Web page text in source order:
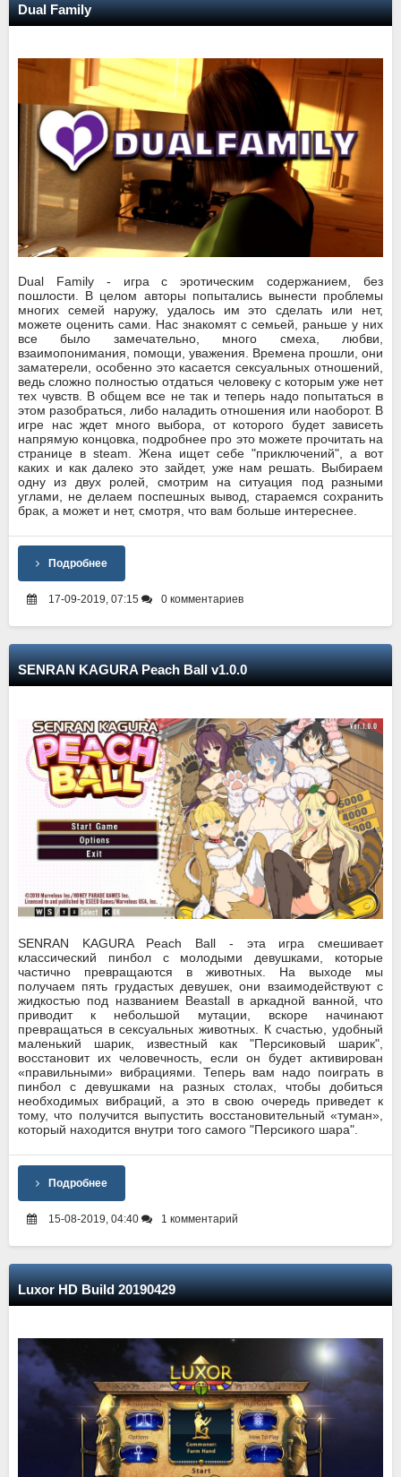
Dual Family
Dual Family - игра с эротическим содержанием, без
пошлости. В целом авторы попытались вынести проблемы
многих семей наружу, удалось им это сделать или нет,
можете оценить сами. Нас знакомят с семьей, раньше у них
все было замечательно, много смеха, любви,
взаимопонимания, помощи, уважения. Времена прошли, они
заматерели, особенно это касается сексуальных отношений,
ведь сложно полностью отдаться человеку с которым уже нет
тех чувств. В общем все не так и теперь надо попытаться в
этом разобраться, либо наладить отношения или наоборот. В
игре нас ждет много выбора, от которого будет зависеть
напрямую концовка, подробнее про это можете прочитать на
странице в steam. Жена ищет себе "приключений", а вот
каких и как далеко это зайдет, уже нам решать. Выбираем
одну из двух ролей, смотрим на ситуация под разными
углами, не делаем поспешных вывод, стараемся сохранить
брак, а может и нет, смотря, что вам больше интереснее.
Подробнее
17-09-2019, 07:15 0 комментариев
SENRAN KAGURA Peach Ball v1.0.0
SENRAN KAGURA Peach Ball - эта игра смешивает
классический пинбол с молодыми девушками, которые
частично превращаются в животных. На выходе мы
получаем пять грудастых девушек, они взаимодействуют с
жидкостью под названием Beastall в аркадной ванной, что
приводит к небольшой мутации, вскоре начинают
превращаться в сексуальных животных. К счастью, удобный
маленький шарик, известный как "Персиковый шарик",
восстановит их человечность, если он будет активирован
«правильными» вибрациями. Теперь вам надо поиграть в
пинбол с девушками на разных столах, чтобы добиться
необходимых вибраций, а это в свою очередь приведет к
тому, что получится выпустить восстановительный «туман»,
который находится внутри того самого "Персикого шара".
Подробнее
15-08-2019, 04:40 1 комментарий
Luxor HD Build 20190429